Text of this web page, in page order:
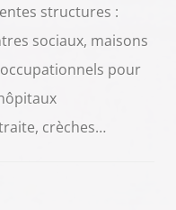
structures :
sociaux, maisons
occupationnels pour
crèches…